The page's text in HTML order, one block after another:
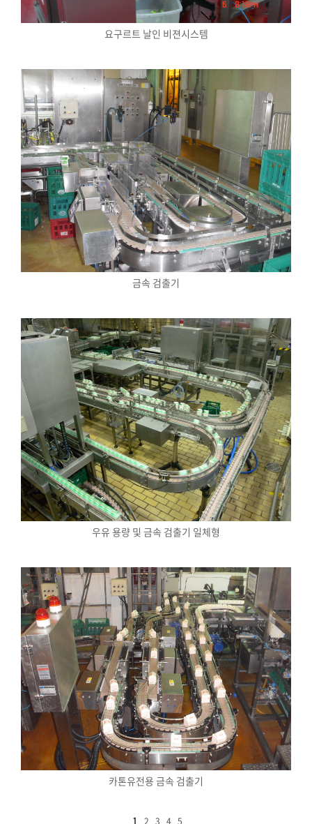
요구르트 날인 비젼시스템
금속 검출기
우유 용량 및 금속 검출기 일체형
카톤유전용 금속 검출기
1 2 3 4 5